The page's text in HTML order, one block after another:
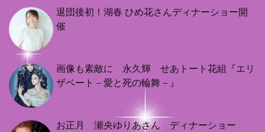
退団後初！湖春 ひめ花さんディナーショー開
催
画像も素敵に 永久輝 せあトート花組『エリ
ザベート－愛と死の輪舞－』
お正月 瀬央ゆりあさん ディナーショー